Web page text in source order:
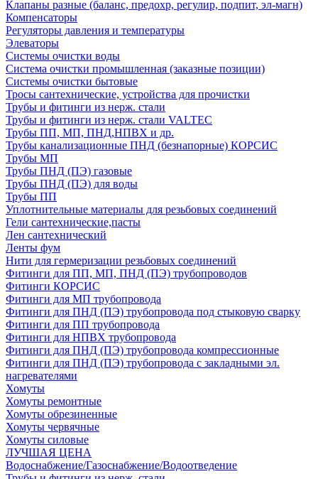
Клапаны разные (баланс, предохр, регулир, подпит, эл-магн)
Компенсаторы
Регуляторы давления и температуры
Элеваторы
Системы очистки воды
Система очистки промышленная (заказные позиции)
Системы очистки бытовые
Тросы сантехнические, устройства для прочистки
Трубы и фитинги из нерж. стали
Трубы и фитинги из нерж. стали VALTEC
Трубы ПП, МП, ПНД,НПВХ и др.
Трубы канализационные ПНД (безнапорные) КОРСИС
Трубы МП
Трубы ПНД (ПЭ) газовые
Трубы ПНД (ПЭ) для воды
Трубы ПП
Уплотнительные материалы для резьбовых соединений
Гели сантехнические,пасты
Лен сантехнический
Ленты фум
Нити для гермеризации резьбовых соединений
Фитинги для ПП, МП, ПНД (ПЭ) трубопроводов
Фитинги КОРСИС
Фитинги для МП трубопровода
Фитинги для ПНД (ПЭ) трубопровода под стыковую сварку
Фитинги для ПП трубопровода
Фитинги для НПВХ трубопровода
Фитинги для ПНД (ПЭ) трубопровода компрессионные
Фитинги для ПНД (ПЭ) трубопровода с закладными эл.
нагревателями
Хомуты
Хомуты ремонтные
Хомуты обрезиненные
Хомуты червячные
Хомуты силовые
ЛУЧШАЯ ЦЕНА
Водоснабжение/Газоснабжение/Водоотведение